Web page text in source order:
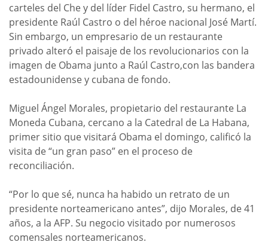
carteles del Che y del líder Fidel Castro, su hermano, el
presidente Raúl Castro o del héroe nacional José Martí.
Sin embargo, un empresario de un restaurante
privado alteró el paisaje de los revolucionarios con la
imagen de Obama junto a Raúl Castro,con las bandera
estadounidense y cubana de fondo.
Miguel Ángel Morales, propietario del restaurante La
Moneda Cubana, cercano a la Catedral de La Habana,
primer sitio que visitará Obama el domingo, calificó la
visita de “un gran paso” en el proceso de
reconciliación.
“Por lo que sé, nunca ha habido un retrato de un
presidente norteamericano antes”, dijo Morales, de 41
años, a la AFP. Su negocio visitado por numerosos
comensales norteamericanos.